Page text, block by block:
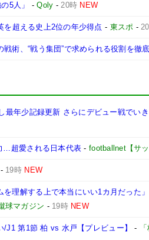
5人」 -Qoly -20時 NEW
超える史上2位の年少得点 - 東スポ -
術、“戦う集団”で求められる役割を徹
最年少記録更新 さらにデビュー戦でい
…超愛される日本代表 - footballnet【サッ
- 19時 NEW
理解する上で本当にいい1カ月だった
球マガジン - 19時 NEW
J1 第1節 柏 vs 水戸【プレビュー】 -